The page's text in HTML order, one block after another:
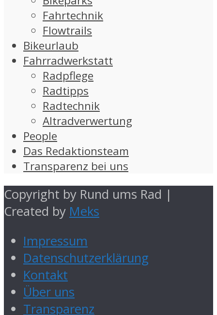
Fahrtechnik
Flowtrails
Bikeurlaub
Fahrradwerkstatt
Radpflege
Radtipps
Radtechnik
Altradverwertung
People
Das Redaktionsteam
Transparenz bei uns
Copyright by Rund ums Rad |
Created by Meks
Impressum
Datenschutzerklärung
Kontakt
Über uns
Transparenz